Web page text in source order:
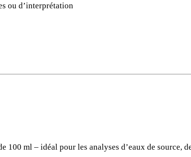
ou d’interprétation
100 ml – idéal pour les analyses d’eaux de source,